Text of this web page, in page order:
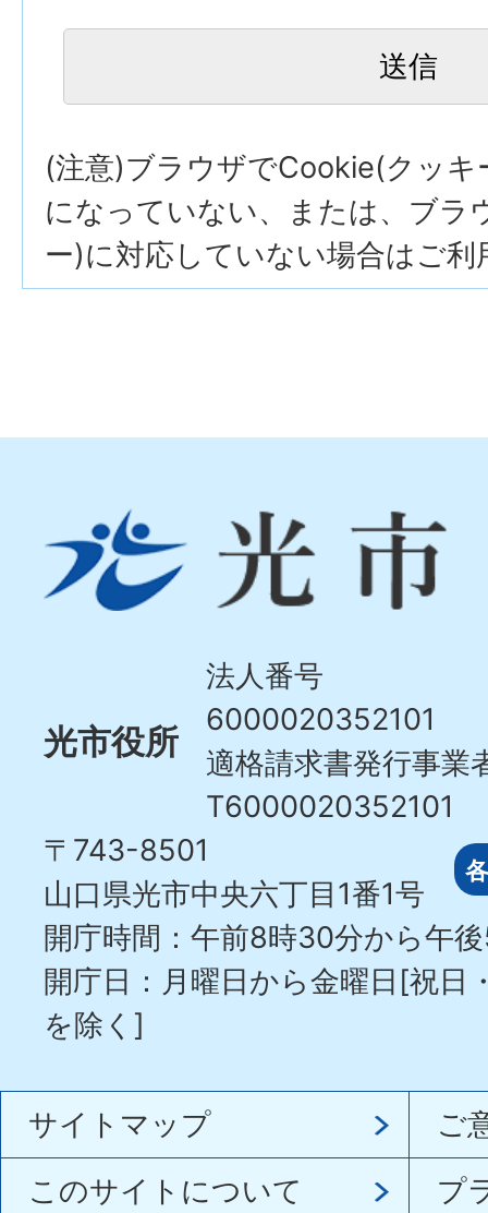
(注意)ブラウザでCookie(クッキ
になっていない、または、ブラ
ー)に対応していない場合はご利
市
Hikari
光市役所
法人番号
6000020352101
適格請求書発行事業
T6000020352101
〒743-8501
山口県光市中央六丁目1番1号
開庁時間：午前8時30分から午
開庁日：月曜日から金曜日[祝日
を除く]
サイトマップ
ご
このサイトについて
プ